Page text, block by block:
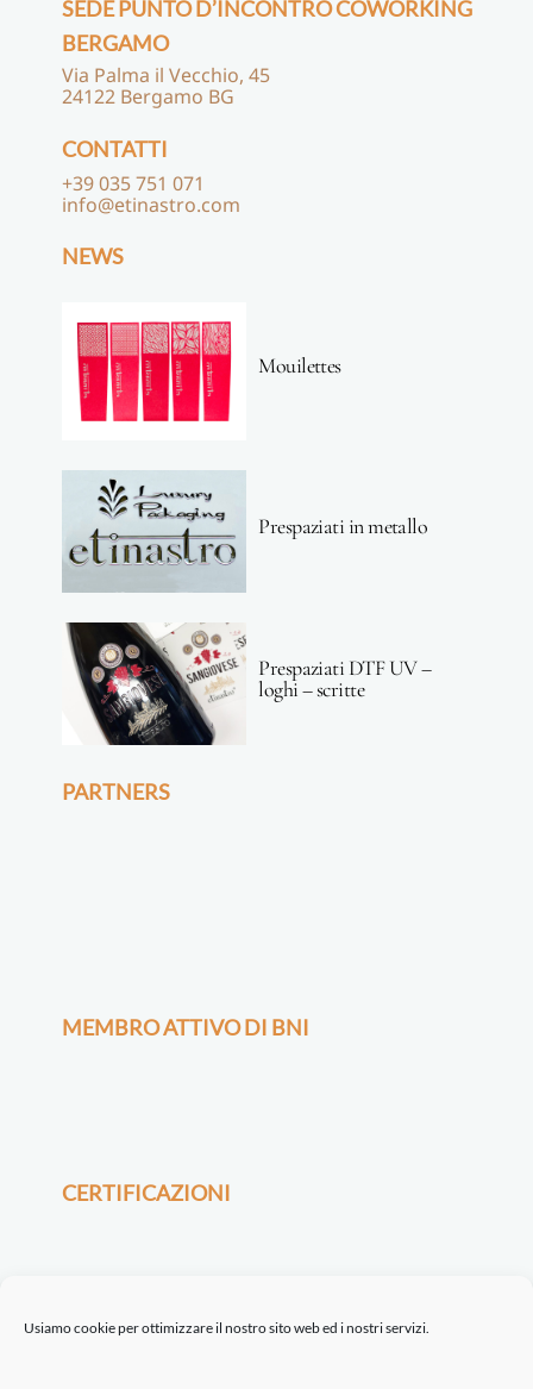
Usiamo cookie per ottimizzare il nostro sito web ed i nostri servizi.
SEDE PUNTO D’INCONTRO COWORKING
BERGAMO
Via Palma il Vecchio, 45
24122 Bergamo BG
CONTATTI
+39 035 751 071
info@etinastro.com
NEWS
Mouilettes
Prespaziati in metallo
Prespaziati DTF UV –
loghi – scritte
PARTNERS
MEMBRO ATTIVO DI BNI
CERTIFICAZIONI